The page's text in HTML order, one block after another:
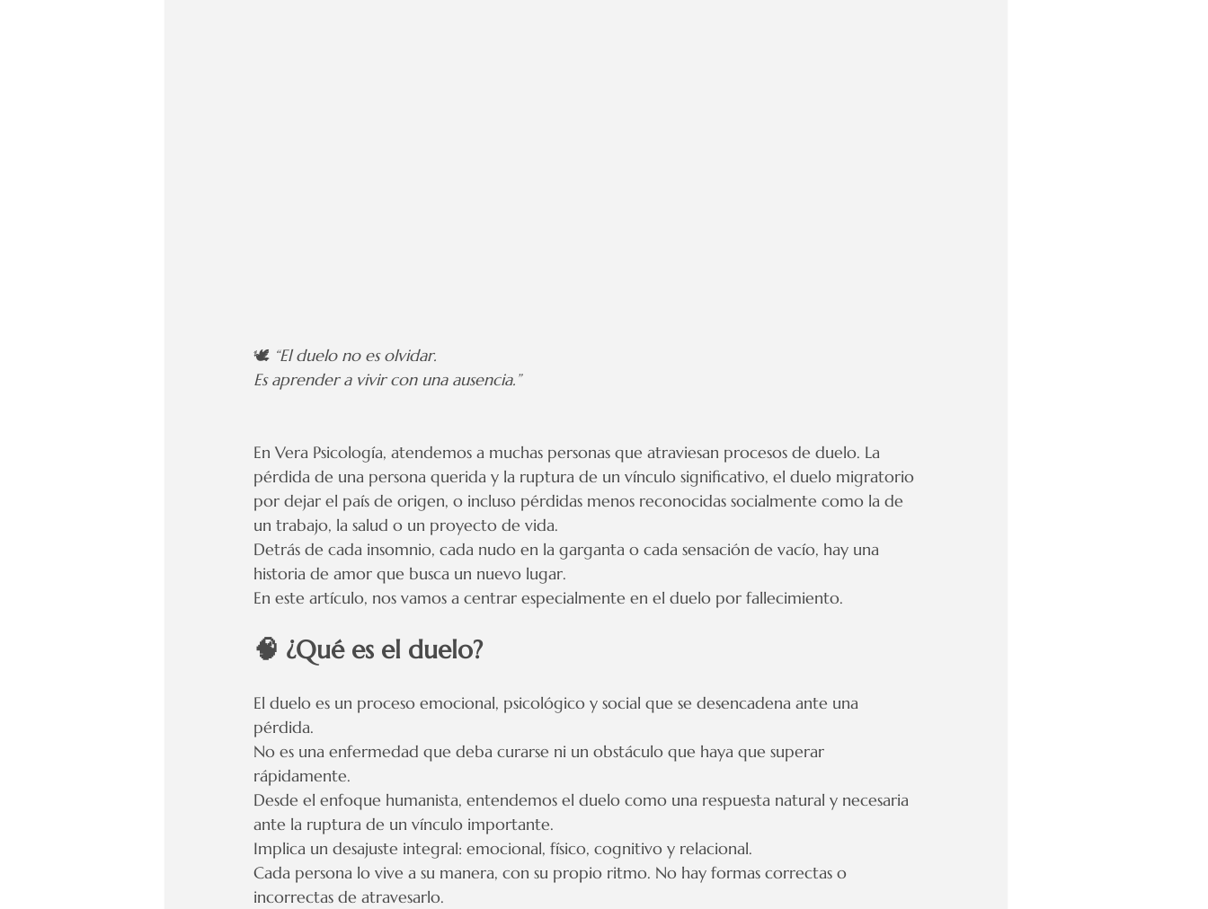
🕊️ “El duelo no es olvidar.
Es aprender a vivir con una ausencia.”
En Vera Psicología, atendemos a muchas personas que atraviesan procesos de duelo. La
pérdida de una persona querida y la ruptura de un vínculo significativo, el duelo migratorio
por dejar el país de origen, o incluso pérdidas menos reconocidas socialmente como la de
un trabajo, la salud o un proyecto de vida.
Detrás de cada insomnio, cada nudo en la garganta o cada sensación de vacío, hay una
historia de amor que busca un nuevo lugar.
En este artículo, nos vamos a centrar especialmente en el duelo por fallecimiento.
🧠 ¿Qué es el duelo?
El duelo es un proceso emocional, psicológico y social que se desencadena ante una
pérdida.
No es una enfermedad que deba curarse ni un obstáculo que haya que superar
rápidamente.
Desde el enfoque humanista, entendemos el duelo como una respuesta natural y necesaria
ante la ruptura de un vínculo importante.
Implica un desajuste integral: emocional, físico, cognitivo y relacional.
Cada persona lo vive a su manera, con su propio ritmo. No hay formas correctas o
incorrectas de atravesarlo.